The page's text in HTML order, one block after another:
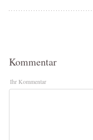
Kommentar
Ihr Kommentar